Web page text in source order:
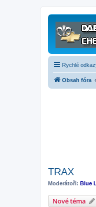
Rychlé
Obsah fóra
TRAX
Moderátoři: Blue
Nové téma